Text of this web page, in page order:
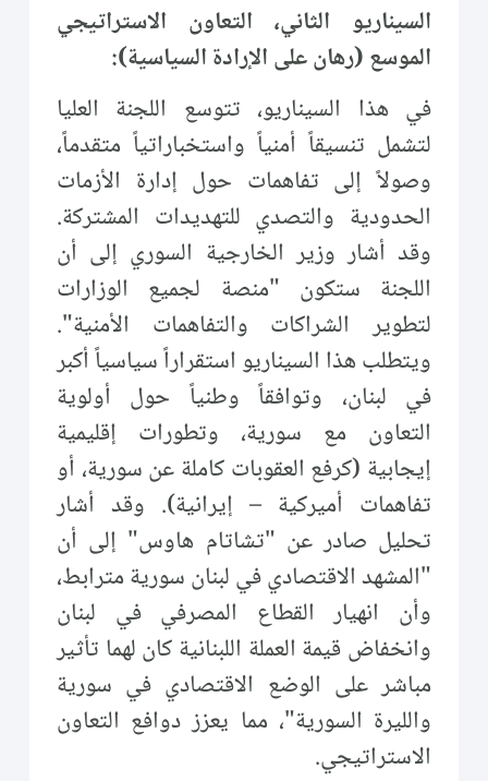
السيناريو الثاني، التعاون الاستراتيجي
الموسع (رهان على الإرادة السياسية):
في هذا السيناريو، تتوسع اللجنة العليا
لتشمل تنسيقاً أمنياً واستخباراتياً متقدماً،
وصولاً إلى تفاهمات حول إدارة الأزمات
الحدودية والتصدي للتهديدات المشتركة.
وقد أشار وزير الخارجية السوري إلى أن
اللجنة ستكون "منصة لجميع الوزارات
لتطوير الشراكات والتفاهمات الأمنية".
ويتطلب هذا السيناريو استقراراً سياسياً أكبر
في لبنان، وتوافقاً وطنياً حول أولوية
التعاون مع سورية، وتطورات إقليمية
إيجابية (كرفع العقوبات كاملة عن سورية، أو
تفاهمات أميركية – إيرانية). وقد أشار
تحليل صادر عن "تشاتام هاوس" إلى أن
"المشهد الاقتصادي في لبنان سورية مترابط،
وأن انهيار القطاع المصرفي في لبنان
وانخفاض قيمة العملة اللبنانية كان لهما تأثير
مباشر على الوضع الاقتصادي في سورية
والليرة السورية"، مما يعزز دوافع التعاون
الاستراتيجي.